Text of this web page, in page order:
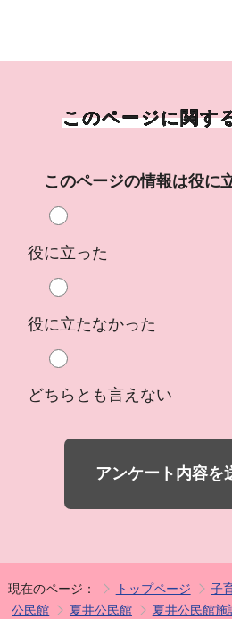
このページに関す
このページの情報は役に
役に立った
役に立たなかった
どちらとも言えない
アンケート内容を
現在のページ： トップページ 子
公民館
夏井公民館
夏井公民館施